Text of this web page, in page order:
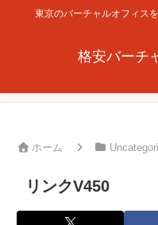
東京のバーチャルオフィス
格安バーチ
ホーム
リンクV450